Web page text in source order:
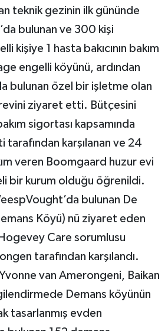
teknik gezinin ilk gününde
bulunan ve 300 kişi
kişiye 1 hasta bakıcının bakım
engelli köyünü, ardından
bulunan özel bir işletme olan
ziyaret etti. Bütçesini
sigortası kapsamında
tarafından karşılanan ve 24
veren Boomgaard huzur evi
bir kurum olduğu öğrenildi.
bulunan De
Köyü) nü ziyaret eden
Care sorumlusu
tarafından karşılandı.
van Amerongeni, Baikan
Demans köyünün
tasarlanmış evden